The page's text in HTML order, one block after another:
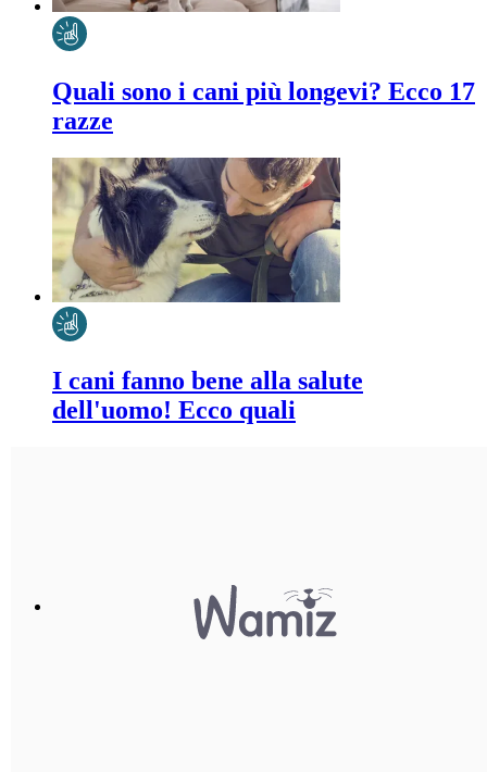
Quali sono i cani più longevi? Ecco 17
razze
I cani fanno bene alla salute
dell'uomo! Ecco quali